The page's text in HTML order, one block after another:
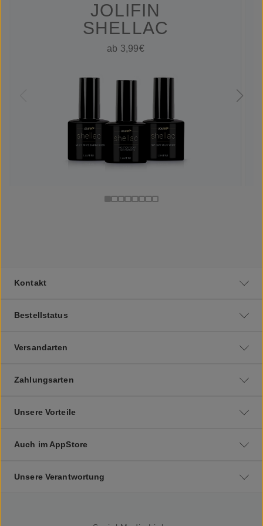
JOLIFIN
SHELLAC
ab 3,99€
Kontakt
Bestellstatus
Versandarten
Zahlungsarten
Unsere Vorteile
Auch im AppStore
Unsere Verantwortung